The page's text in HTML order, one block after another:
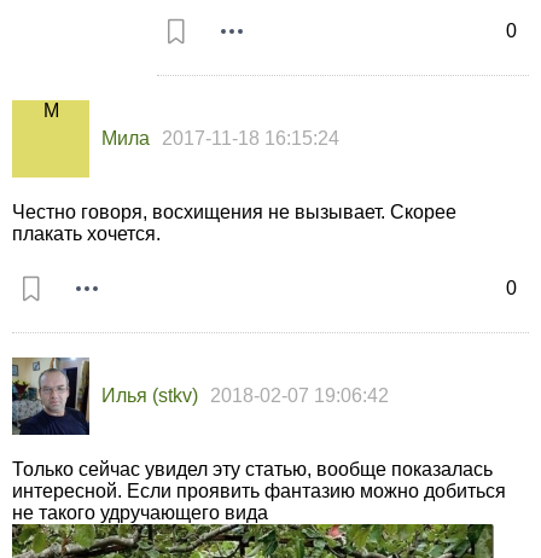
0
Мила 2017-11-18 16:15:24
0
Честно говоря, восхищения не вызывает. Скорее
плакать хочется.
Илья (stkv) 2018-02-07 19:06:42
Только сейчас увидел эту статью, вообще показалась
интересной. Если проявить фантазию можно добиться
не такого удручающего вида